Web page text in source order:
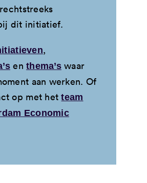
dit initiatief.
,
enthema’s waar
aan werken. Of
op met hetteam
Economic